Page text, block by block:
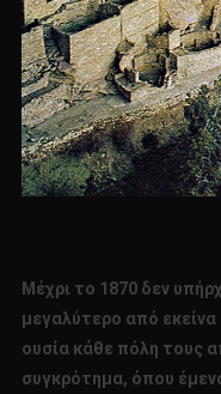
Μέχρι το 1870 δεν
μεγαλύτερο από
ουσία κάθε πόλη τους
συγκρότημα, όπου